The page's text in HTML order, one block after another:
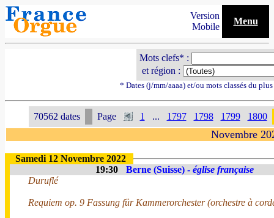
Version
Mobile
Menu
Mots clefs* :
et région :
* Dates (j/mm/aaaa) et/ou mots classés du
70562 dates Page 1 ... 1797 1798 1799 1800
Novembre
Samedi 12 Novembre 2022
19:30
Berne (Suisse) - église française
Duruflé
Requiem op. 9 Fassung für Kammerorchester (orchestre à